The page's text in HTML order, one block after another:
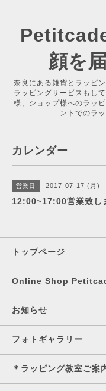
顔を
奈良にある雑貨とラッピ
ラッピングサービスもし
様、ショップ様へのラッ
ントでのラ
カレンダー
営業日 2017-07-17 (月)
12:00~17:00営業致し
トップページ
Online Shop
お知らせ
フォトギャラリー
＊ラッピング教室ご案